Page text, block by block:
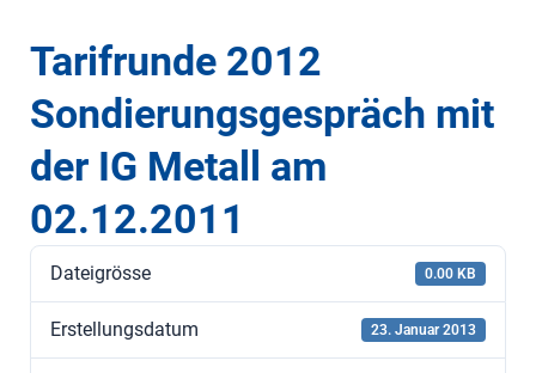
Tarifrunde 2012
Sondierungsgespräch mit
der IG Metall am
02.12.2011
Dateigrösse 0.00 KB
Erstellungsdatum 23. Januar 2013